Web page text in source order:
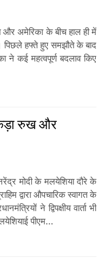
अमेरिका के बीच हाल ही में
पिछले हफ्ते हुए समझौते के बाद
ने कई महत्वपूर्ण बदलाव किए
कड़ा रुख और
मोदी के मलयेशिया दौरे के
द्वारा औपचारिक स्वागत के
ने द्विपक्षीय वार्ता भी
पीएम…